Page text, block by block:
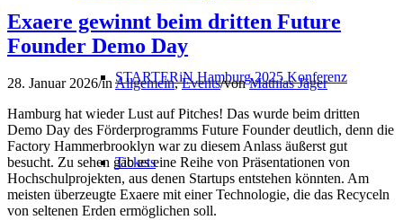
STARTERiN Hamburg 2025 Konferenz
Tickets
Exaere gewinnt beim dritten Future
Founder Demo Day
28. Januar 2026/inAllgemein,Events/vonMathias Jäger
Hamburg hat wieder Lust auf Pitches! Das wurde beim dritten
Demo Day des Förderprogramms Future Founder deutlich, denn die
Factory Hammerbrooklyn war zu diesem Anlass äußerst gut
besucht. Zu sehen gab es eine Reihe von Präsentationen von
Hochschulprojekten, aus denen Startups entstehen könnten. Am
meisten überzeugte Exaere mit einer Technologie, die das Recyceln
von seltenen Erden ermöglichen soll.